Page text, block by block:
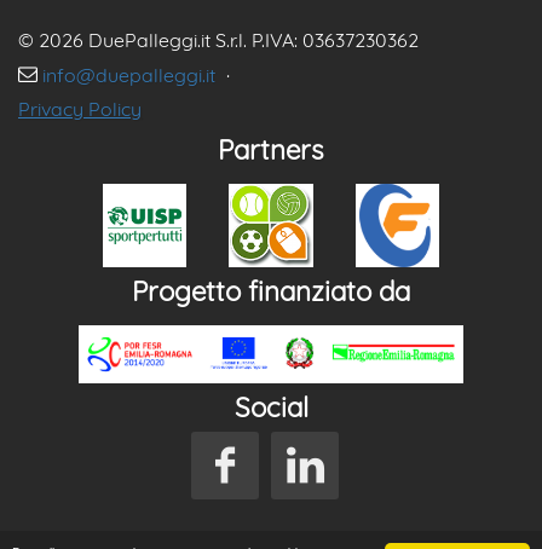
© 2026 DuePalleggi.it S.r.l. P.IVA: 03637230362
info@duepalleggi.it ·
Privacy Policy
Partners
Progetto finanziato da
Social